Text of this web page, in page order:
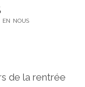
NOUS
de la rentrée